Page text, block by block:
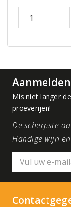
Mis niet langer
proeverijen!
De scherpste
Handige wijn